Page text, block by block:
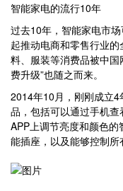
智能家电的流行10年
过去10年，智能家电市
起推动电商和零售行业
料、服装等消费品被中
费升级”也随之而来。
2014年10月，刚刚成立
品，包括可以通过手机
APP上调节亮度和颜色
能插座，以及能够控制所